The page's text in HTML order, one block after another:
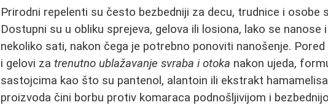
Prirodni repelenti su često bezbedniji za decu, trudnice i osobe
Dostupni su u obliku sprejeva, gelova ili losiona, lako se
nekoliko sati, nakon čega je potrebno ponoviti nanošenje.
i gelovi zatrenutno ublažavanje svraba i otoka nakon ujeda,
sastojcima kao što su pantenol, alantoin ili ekstrakt
proizvoda čini borbu protiv komaraca podnošljivijom i